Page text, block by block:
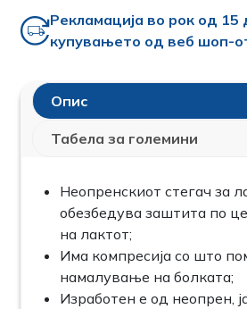
Рекламација во рок од 15
купувањето од веб шоп-
Опис
Табела за големини
Неопренскиот стегач за
обезбедува заштита по
на лактот;
Има компресија со што
намалување на болката;
Изработен е од неопрен,